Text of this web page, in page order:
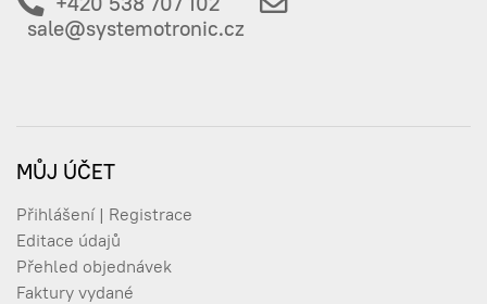
sale@systemotronic.cz
MŮJ ÚČET
Přihlášení | Registrace
Editace údajů
Přehled objednávek
Faktury vydané